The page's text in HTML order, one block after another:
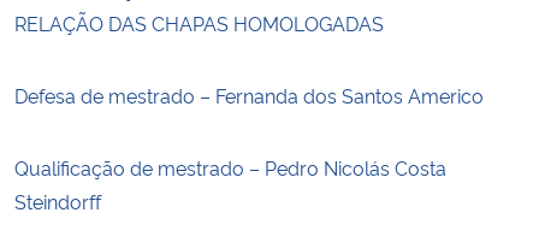
RELAÇÃO DAS CHAPAS HOMOLOGADAS
Defesa de mestrado – Fernanda dos Santos Americo
Qualificação de mestrado – Pedro Nicolás Costa
Steindorff